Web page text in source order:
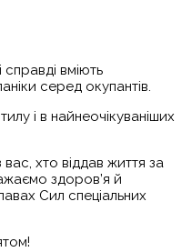
вміють
серед окупантів.
і в найнеочікуваніших
хто віддав життя за
здоров’я й
Сил спеціальних